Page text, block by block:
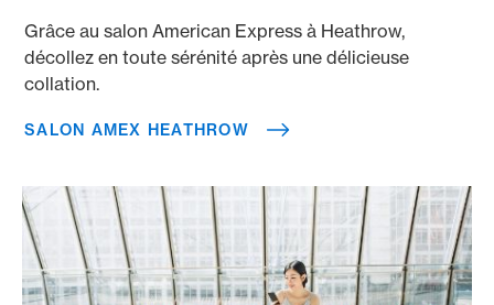
Grâce au salon American Express à Heathrow,
décollez en toute sérénité après une délicieuse
collation.
SALON AMEX HEATHROW